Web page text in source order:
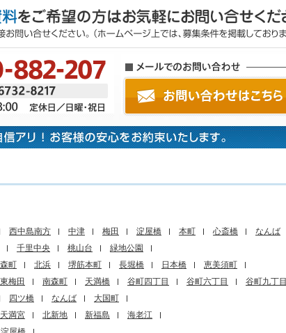
西中島南方 中津 梅田 淀屋橋 本町 心斎橋 なんば
千里中央 桃山台
緑地公園
町 北浜 堺筋本町 長堀橋 日本橋
恵美須町
東梅田 南森町 天満橋 谷町四丁目 谷町六丁目 谷町九丁目
四ツ橋 なんば
大国町
満宮 北新地 新福島
海老江